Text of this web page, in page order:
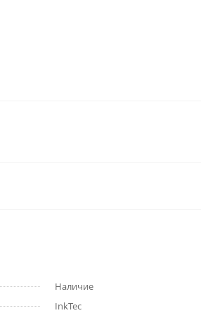
Наличие
InkTec